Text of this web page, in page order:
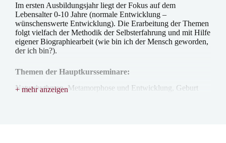
Im ersten Ausbildungsjahr liegt der Fokus auf dem
Lebensalter 0-10 Jahre (normale Entwicklung –
wünschenswerte Entwicklung). Die Erarbeitung der Themen
folgt vielfach der Methodik der Selbsterfahrung und mit Hilfe
eigener Biographiearbeit (wie bin ich der Mensch geworden,
der ich bin?).
Themen der Hauptkursseminare:
Naturrhythmen, Metamorphose und Entwicklung, Geburt
+ mehr anzeigen